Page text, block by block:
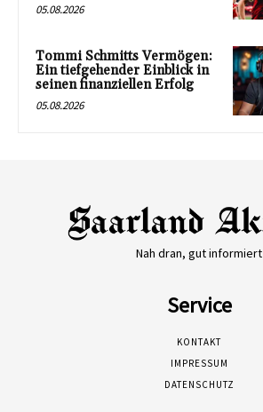
05.08.2026
Tommi Schmitts Vermögen:
Ein tiefgehender Einblick in
seinen finanziellen Erfolg
05.08.2026
Nah dran, gut informiert
Service
KONTAKT
IMPRESSUM
DATENSCHUTZ